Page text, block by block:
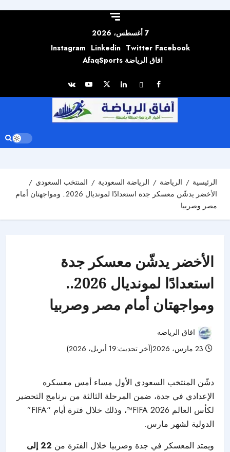
7 أغسطس، 2026
Facebook
Twitter
Linkedin
Instagram
افاق الرياضة AfaqSports
الرئيسية الرياضة الرياضة السعودية
المنتخب السعودي
الأخضر يدشّن معسكر جدة استعدادًا لمونديال 2026.. ومواجهتان أمام
مصر وصربيا
الأخضر يدشّن معسكر جدة
استعدادًا لمونديال 2026..
ومواجهتان أمام مصر وصربيا
افاق الرياضه
دشّن المنتخب السعودي الأول مساء أمس معسكره
الإعدادي في جدة، ضمن المرحلة الثالثة من برنامج التحضير
لكأس العالم FIFA 2026™، وذلك خلال فترة أيام “FIFA”
الدولية لشهر مارس.
ويمتد المعسكر في جدة وصربيا خلال الفترة من
22 إلى